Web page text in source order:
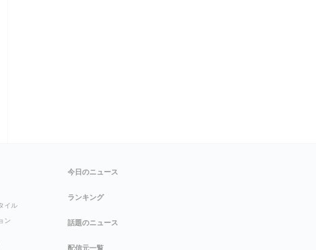
イル
ン
今日のニュース
ランキング
話題のニュース